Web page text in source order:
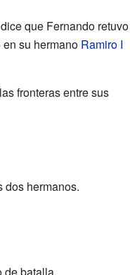
que Fernando retuvo
su hermano Ramiro I
fronteras entre sus
dos hermanos.
de batalla.